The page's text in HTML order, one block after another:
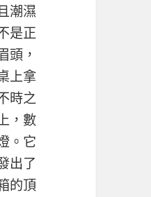
潮濕
是正
頭，
上拿
時之
，數
。它
出了
的頂